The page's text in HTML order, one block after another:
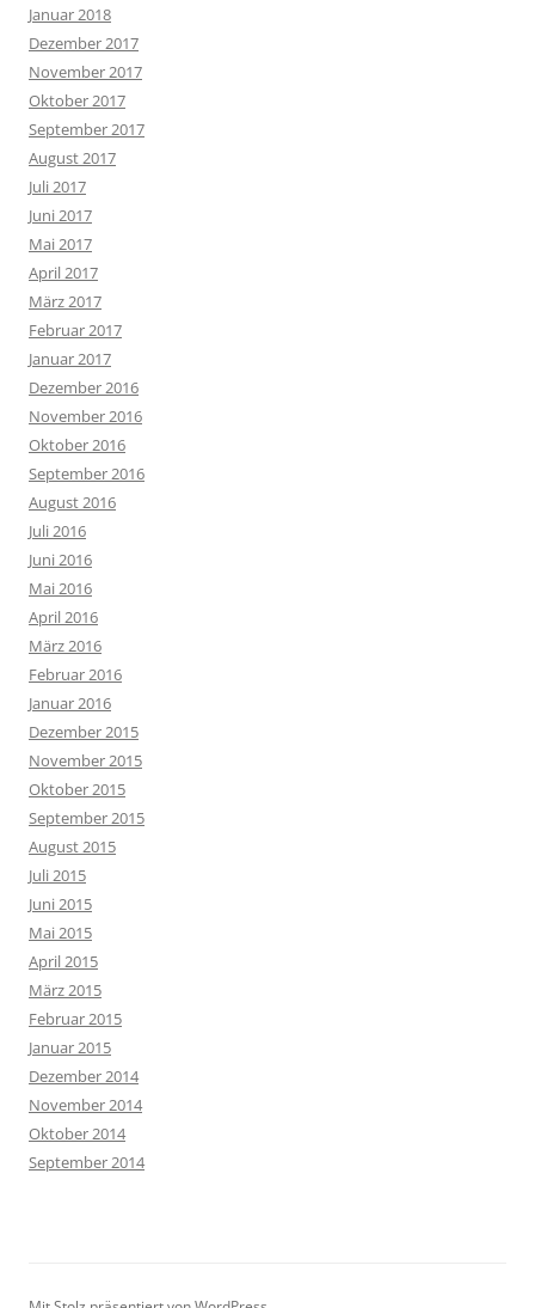
Januar 2018
Dezember 2017
November 2017
Oktober 2017
September 2017
August 2017
Juli 2017
Juni 2017
Mai 2017
April 2017
März 2017
Februar 2017
Januar 2017
Dezember 2016
November 2016
Oktober 2016
September 2016
August 2016
Juli 2016
Juni 2016
Mai 2016
April 2016
März 2016
Februar 2016
Januar 2016
Dezember 2015
November 2015
Oktober 2015
September 2015
August 2015
Juli 2015
Juni 2015
Mai 2015
April 2015
März 2015
Februar 2015
Januar 2015
Dezember 2014
November 2014
Oktober 2014
September 2014